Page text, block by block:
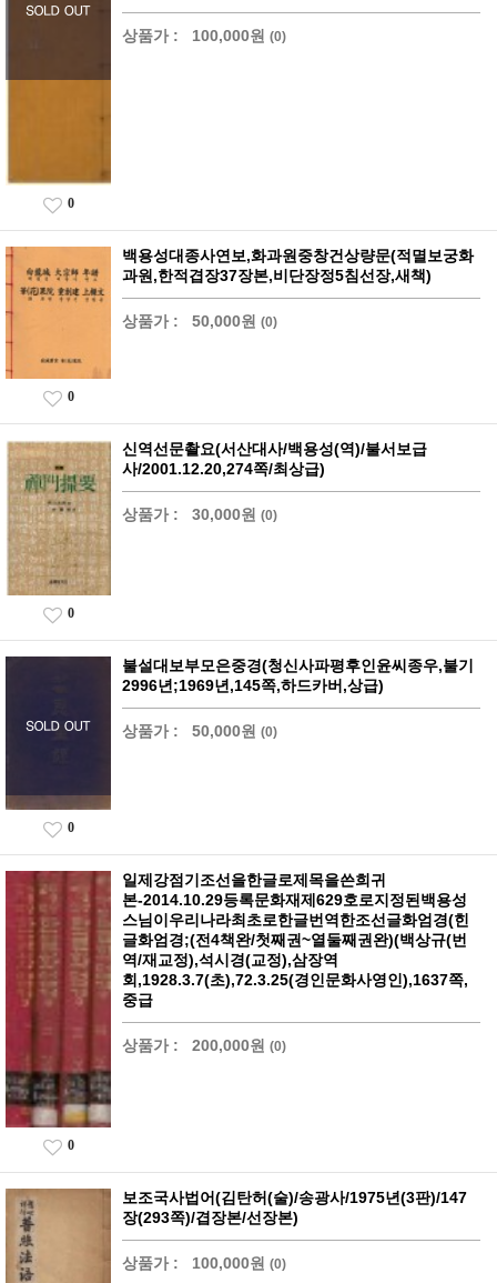
상품가 : 100,000원 (0)
0
백용성대종사연보,화과원중창건상량문(적멸보궁화
과원,한적겹장37장본,비단장정5침선장,새책)
상품가 : 50,000원 (0)
0
신역선문촬요(서산대사/백용성(역)/불서보급
사/2001.12.20,274쪽/최상급)
상품가 : 30,000원 (0)
0
불설대보부모은중경(청신사파평후인윤씨종우,불기
2996년;1969년,145쪽,하드카버,상급)
상품가 : 50,000원 (0)
0
일제강점기조선을한글로제목을쓴희귀
본-2014.10.29등록문화재제629호로지정된백용성
스님이우리나라최초로한글번역한조선글화엄경(힌
글화엄경;(전4책완/첫째권~열둘째권완)(백상규(번
역/재교정),석시경(교정),삼장역
회,1928.3.7(초),72.3.25(경인문화사영인),1637쪽,
중급
상품가 : 200,000원 (0)
0
보조국사법어(김탄허(술)/송광사/1975년(3판)/147
장(293쪽)/겹장본/선장본)
상품가 : 100,000원 (0)